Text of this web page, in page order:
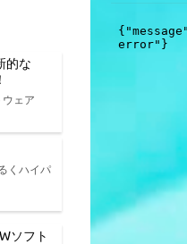
的な
ェア
くハイパ
ソフト